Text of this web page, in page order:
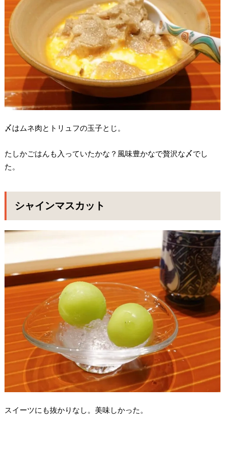
〆はムネ肉とトリュフの玉子とじ。
たしかごはんも入っていたかな？風味豊かなで贅沢な〆でし
た。
シャインマスカット
スイーツにも抜かりなし。美味しかった。